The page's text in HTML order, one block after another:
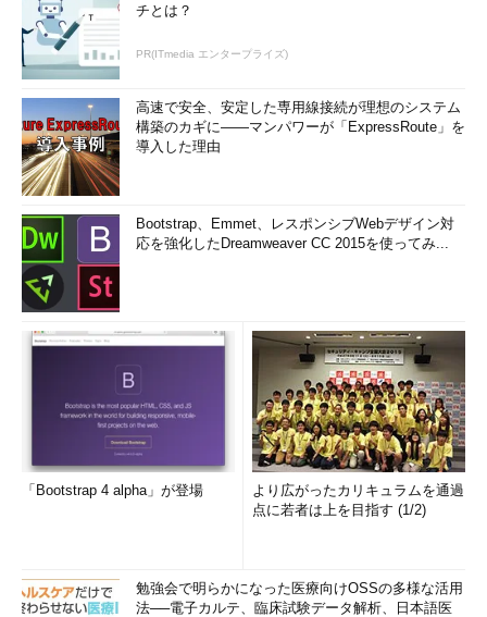
チとは？
PR(ITmedia エンタープライズ)
高速で安全、安定した専用線接続が理想のシステム
構築のカギに――マンパワーが「ExpressRoute」を
導入した理由
Bootstrap、Emmet、レスポンシブWebデザイン対
応を強化したDreamweaver CC 2015を使ってみ...
「Bootstrap 4 alpha」が登場
より広がったカリキュラムを通過
点に若者は上を目指す (1/2)
勉強会で明らかになった医療向けOSSの多様な活用
法──電子カルテ、臨床試験データ解析、日本語医